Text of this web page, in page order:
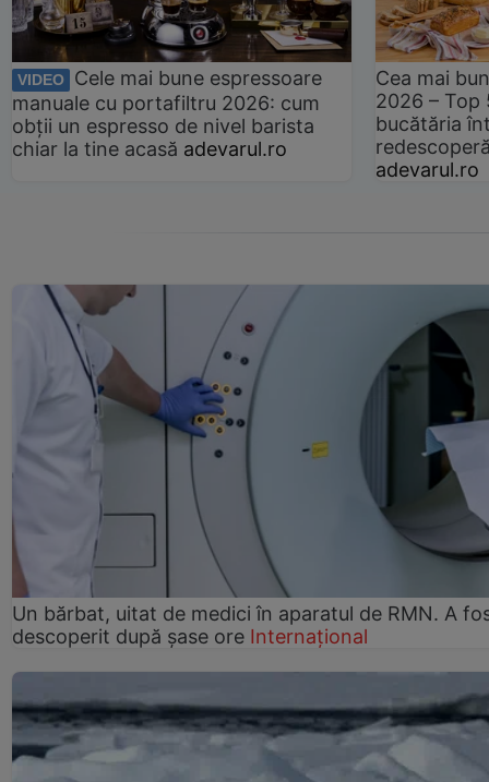
VIDEO
Cele mai bune espressoare
manuale cu portafiltru 2026: cum
obții un espresso de nivel barista
chiar la tine acasă adevarul.ro
Cea mai
2026 –
bucătăria
adevarul.ro
Un bărbat, uitat de medici în aparatul de RMN. A
descoperit după șase ore Internațional